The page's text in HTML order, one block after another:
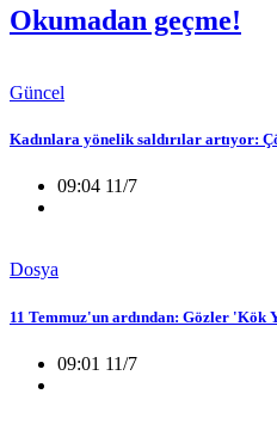
Okumadan geçme!
Güncel
Kadınlara yönelik saldırılar artıyor:
09:04 11/7
Dosya
11 Temmuz'un ardından: Gözler 'Kök
09:01 11/7